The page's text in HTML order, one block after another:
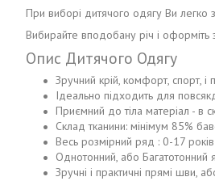
При виборі дитячого одягу Ви легко
Вибирайте вподобану річ і
Опис Дитячого Одягу
Зручний крій, комфорт, спорт, і
Ідеально підходить для
Приємний до тіла матеріал - в
Склад тканини: мінімум 85%
Весь розмірний ряд : 0-17 років
Однотонний, або Багатотонний
Зручні і практичні прямі шви,